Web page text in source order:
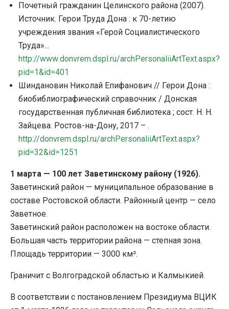
Почетный гражданин Целинского района (2007).
Источник. Герои Труда Дона : к 70-летию
учреждения звания «Герой Социалистического
Труда»...
http://www.donvrem.dspl .ru/archPersonaliiArtText.aspx?
pid=1&id=401
Шиндановин Николай Епифанович // Герои Дона :
биобиблиографический справочник / Донская
государственная публичная библиотека ; сост. Н. Н.
Зайцева. Ростов-на-Дону, 2017 – .
http://donvrem.dspl.ru/archPersonaliiArtText.aspx?
pid=32&id=1251
1 марта — 100 лет Заветинскому району (1926).
Заветинский район — муниципальное образование в
составе Ростовской области. Районный центр — село
Заветное.
Заветинский район расположен на востоке области.
Большая часть территории района — степная зона.
Площадь территории — 3000 км².
Граничит с Волгоградской областью и Калмыкией.
В соответствии с постановлением Президиума ВЦИК